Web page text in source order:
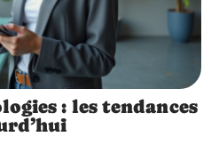
: les tendances